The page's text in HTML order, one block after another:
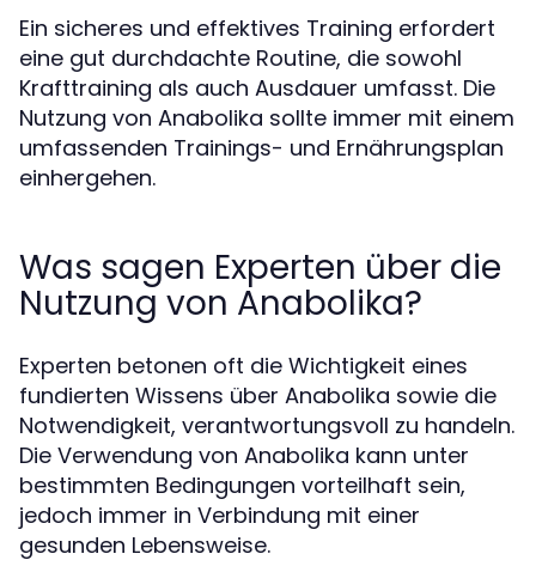
Ein sicheres und effektives Training erfordert
eine gut durchdachte Routine, die sowohl
Krafttraining als auch Ausdauer umfasst. Die
Nutzung von Anabolika sollte immer mit einem
umfassenden Trainings- und Ernährungsplan
einhergehen.
Was sagen Experten über die
Nutzung von Anabolika?
Experten betonen oft die Wichtigkeit eines
fundierten Wissens über Anabolika sowie die
Notwendigkeit, verantwortungsvoll zu handeln.
Die Verwendung von Anabolika kann unter
bestimmten Bedingungen vorteilhaft sein,
jedoch immer in Verbindung mit einer
gesunden Lebensweise.